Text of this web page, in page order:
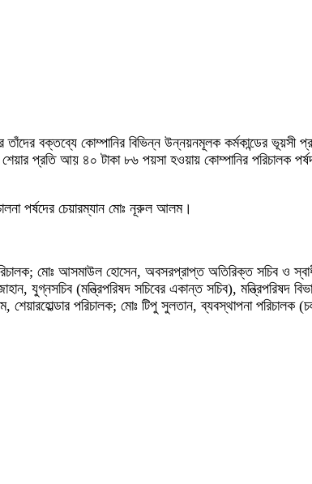
তাঁদের বক্তব্যে কোম্পানির বিভিন্ন উন্নয়নমূলক কর্মকান্ডের
প্রতি আয় ৪০ টাকা ৮৬ পয়সা হওয়ায় কোম্পানির পরিচালক
পর্ষদের চেয়ারম্যান মোঃ নূরুল আলম।
মোঃ আসমাউল হোসেন, অবসরপ্রাপ্ত অতিরিক্ত সচিব ও
যুগ্নসচিব (মন্ত্রিপরিষদ সচিবের একান্ত সচিব), মন্ত্রিপরিষদ
পরিচালক; মোঃ টিপু সুলতান, ব্যবস্থাপনা পরিচালক